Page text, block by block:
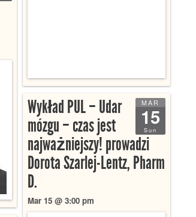
MAR
15
Sun
Wykład PUL – Udar
mózgu – czas jest
najważniejszy! prowadzi
Dorota Szarlej-Lentz, Pharm
D.
Mar 15 @ 3:00 pm